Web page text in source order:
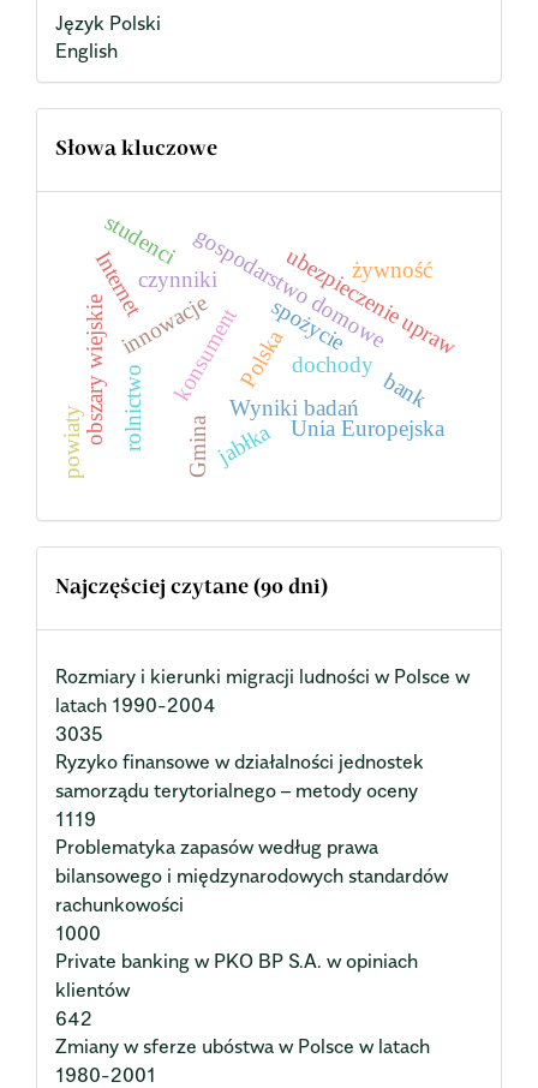
Język Polski
English
Słowa kluczowe
konsument
Wyniki badań
gospodarstwo domowe
innowacje
obszary wiejskie spożycie
Unia Europejska
rolnictwo
Polska
Gmina
czynniki ubezpieczenie upraw
Internet żywność
jabłka
dochody
bank
studenci
powiaty
Najczęściej czytane (90 dni)
Rozmiary i kierunki migracji ludności w Polsce w
latach 1990-2004
3035
Ryzyko finansowe w działalności jednostek
samorządu terytorialnego – metody oceny
1119
Problematyka zapasów według prawa
bilansowego i międzynarodowych standardów
rachunkowości
1000
Private banking w PKO BP S.A. w opiniach
klientów
642
Zmiany w sferze ubóstwa w Polsce w latach
1980-2001